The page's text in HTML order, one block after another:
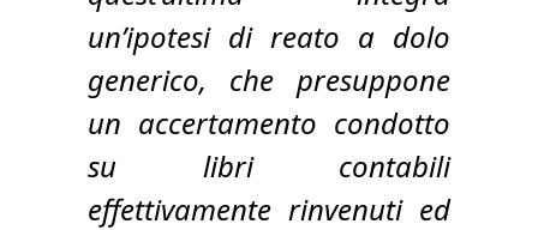
un’ipotesi di reato a dolo
generico, che presuppone
un accertamento condotto
su libri contabili
effettivamente rinvenuti ed